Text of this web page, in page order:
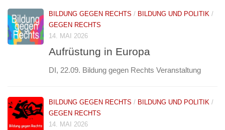
BILDUNG GEGEN RECHTS / BILDUNG UND POLITIK /
GEGEN RECHTS
14. MAI 2026
Aufrüstung in Europa
DI, 22.09. Bildung gegen Rechts Veranstaltung
BILDUNG GEGEN RECHTS / BILDUNG UND POLITIK /
GEGEN RECHTS
14. MAI 2026